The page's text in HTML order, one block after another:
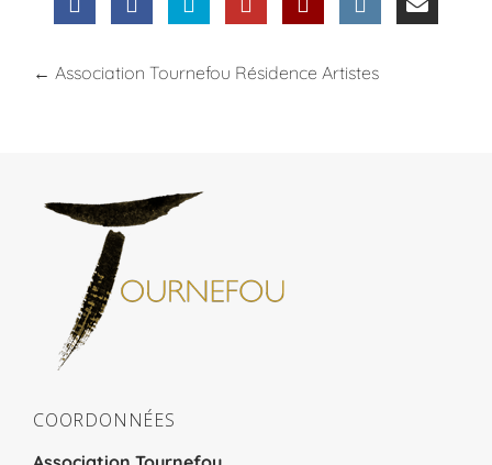
← Association Tournefou Résidence Artistes
COORDONNÉES